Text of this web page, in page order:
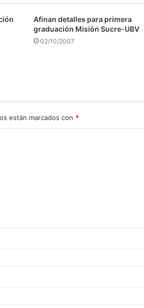
Afinan detalles para primera
graduación Misión Sucre-UBV
02/10/2007
están marcados con *